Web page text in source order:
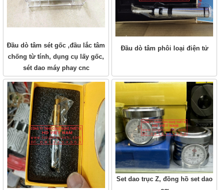
Đầu dò tâm sét gốc ,đầu lắc tâm
chống từ tính, dụng cụ lấy gốc,
sét dao máy phay cnc
Đầu dò tâm phôi loại điện tử
Set dao trục Z, đồng hồ set dao